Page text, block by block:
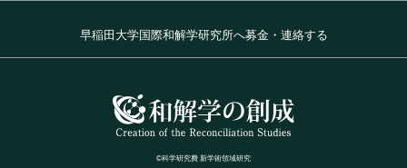
早稲田大学国際和解学研究所へ募金・連絡する
©科学研究費 新学術領域研究